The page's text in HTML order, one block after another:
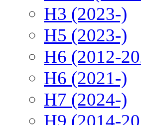
H3 (2023-)
H5 (2023-)
H6 (2012-
H6 (2021-)
H7 (2024-)